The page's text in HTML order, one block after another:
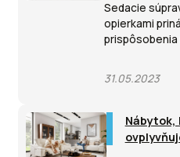
31.05.2023
Sedacie
opierkami
prispôsobenia
Nábytok,